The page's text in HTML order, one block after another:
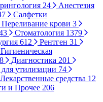
24
Анестезия
Салфетки
Переливание крови 3
Стоматология 1379
612 Рентген 31
Гигиеническая
Диагностика 201
утилизации 74
Лекарственные средства 12
и Прочее 206